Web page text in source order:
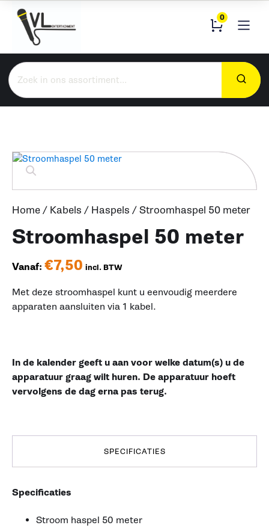
0
Zoeken
naar:
Home/ Kabels / Haspels / Stroomhaspel 50 meter
Stroomhaspel 50 meter
Vanaf: €7,50 incl. BTW
Met deze stroomhaspel kunt u eenvoudig meerdere
apparaten aansluiten via 1 kabel.
In de kalender geeft u aan voor welke datum(s) u de
apparatuur graag wilt huren. De apparatuur hoeft
vervolgens de dag erna pas terug.
SPECIFICATIES
Specificaties
Stroom haspel 50 meter